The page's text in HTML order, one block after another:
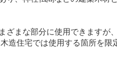
ざまな部分に使用できますが
造住宅では使用する箇所を限